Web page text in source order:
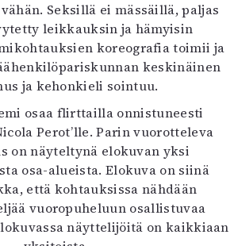
Seksillä ei mässäillä, paljas
leikkauksin ja hämyisin
koreografia toimii ja
keskinäinen
ja kehonkieli sointuu.
osaa flirttailla onnistuneesti
Perot’lle. Parin vuorotteleva
on näyteltynä elokuvan yksi
osa-alueista. Elokuva on siinä
että kohtauksissa nähdään
vuoropuheluun osallistuvaa
näyttelijöitä on kaikkiaan